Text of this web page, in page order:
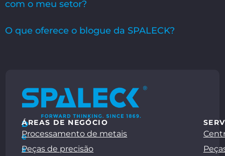
com o meu setor?
O que oferece o blogue da SPALECK?
D
e
s
ÁREAS DE NEGÓCIO
Processamento de metais
Peças de precisão